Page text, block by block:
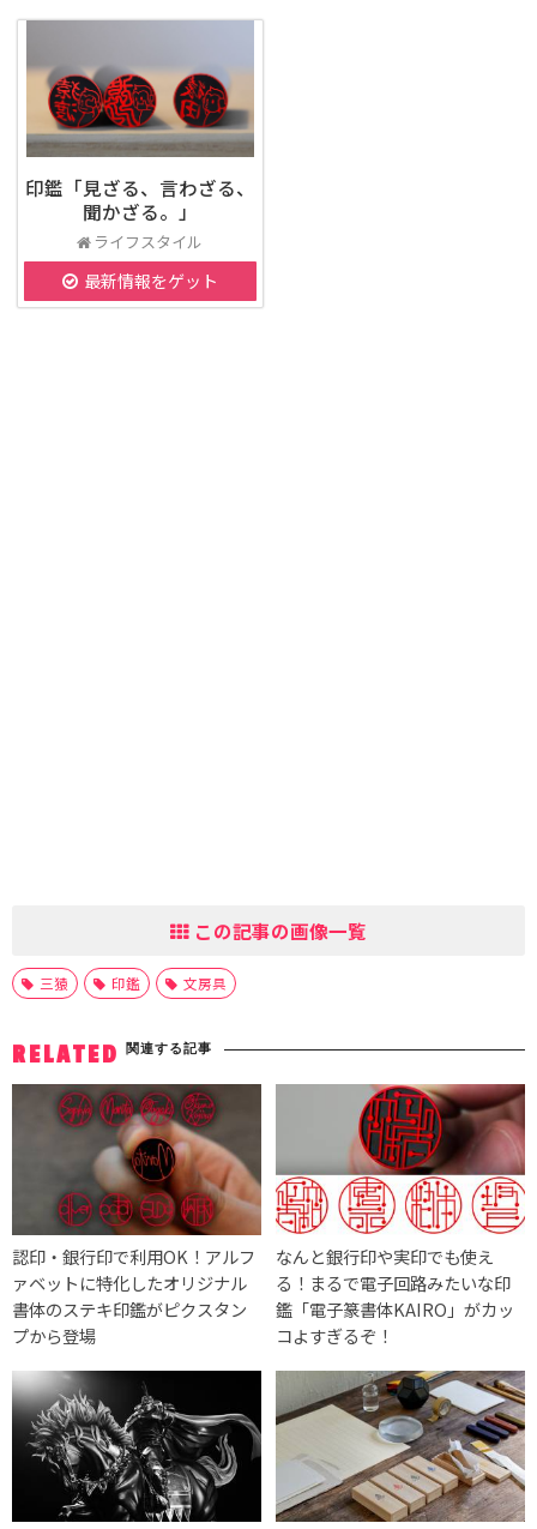
印鑑「見ざる、言わざる、
聞かざる。」
ライフスタイル
最新情報をゲット
この記事の画像一覧
三猿 印鑑 文房具
RELATED 関連する記事
認印・銀行印で利用OK！アルフ
ァベットに特化したオリジナル
書体のステキ印鑑がピクスタン
プから登場
なんと銀行印や実印でも使え
る！まるで電子回路みたいな印
鑑「電子篆書体KAIRO」がカッ
コよすぎるぞ！